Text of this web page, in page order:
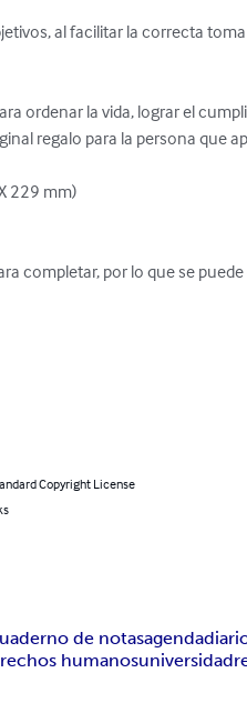
al facilitar la correcta
ordenar la vida, lograr el
regalo para la persona que
229 mm)
completar, por lo que se
Copyright License
de notasagenda
humanosuniversidad